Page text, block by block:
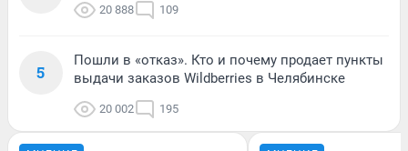
20 888 109
5
Пошли в «отказ». Кто и почему продает пункты
выдачи заказов Wildberries в Челябинске
20 002 195